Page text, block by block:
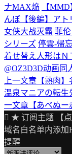
ナMAX焔
【
んぼ【後編】アト
女侠大战灭霸 菲伦
シリーズ 停雲-帰
着せ替え人形はＮ
@OZ3D3D动画 同
文
章
导
航
上一文章 【熟肉
温泉マニアの転生
一文章 【あべぬ
★ 订阅主题 【
域名白名单内添加
提醒